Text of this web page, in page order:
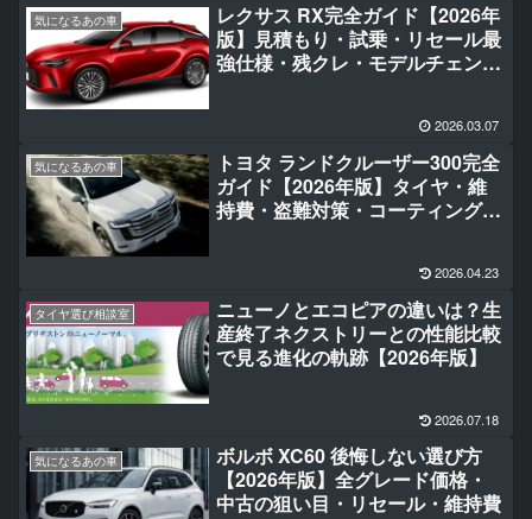
気になるあの車
レクサス RX完全ガイド【2026年
版】見積もり・試乗・リセール最
強仕様・残クレ・モデルチェン
2026.03.07
気になるあの車
トヨタ ランドクルーザー300完全
ガイド【2026年版】タイヤ・維
持費・盗難対策・コーティング・
2026.04.23
タイヤ選び相談室
ニューノとエコピアの違いは？生
産終了ネクストリーとの性能比較
で見る進化の軌跡【2026年版】
2026.07.18
気になるあの車
ボルボ XC60 後悔しない選び方
【2026年版】全グレード価格・
中古の狙い目・リセール・維持費